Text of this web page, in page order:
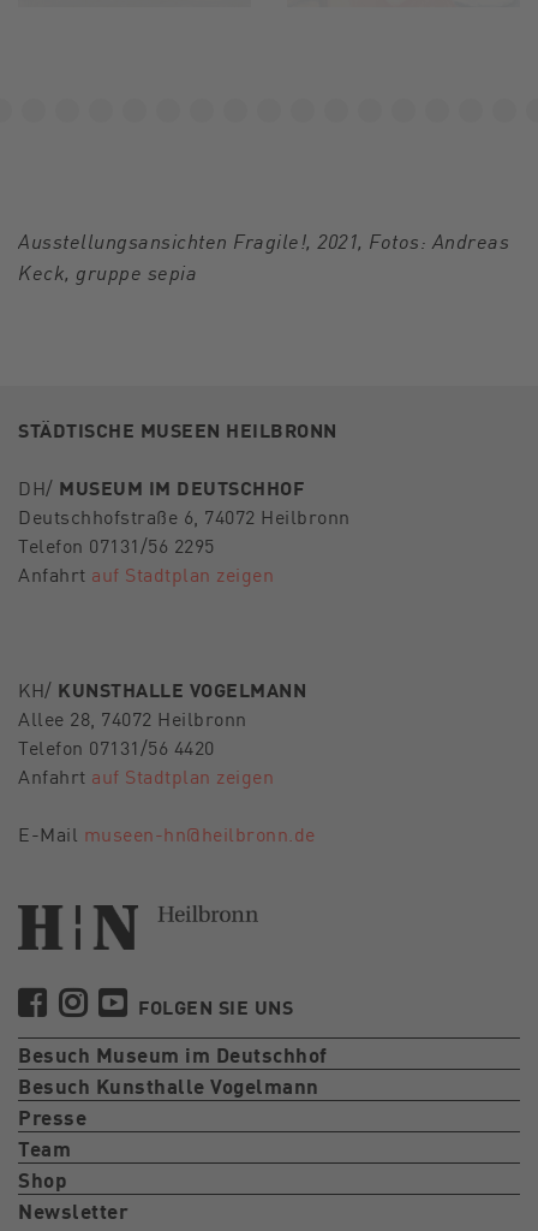
Ausstellungsansichten Fragile!, 2021, Fotos: Andreas
Keck, gruppe sepia
STÄDTISCHE MUSEEN HEILBRONN
DH/ MUSEUM IM DEUTSCHHOF
Deutschhofstraße 6, 74072 Heilbronn
Telefon 07131/56 2295
Anfahrt auf Stadtplan zeigen
KH/ KUNSTHALLE VOGELMANN
Allee 28, 74072 Heilbronn
Telefon 07131/56 4420
Anfahrt auf Stadtplan zeigen
E-Mail museen-hn@heilbronn.de
FOLGEN SIE UNS
Besuch Museum im Deutschhof
Besuch Kunsthalle Vogelmann
Presse
Team
Shop
Newsletter